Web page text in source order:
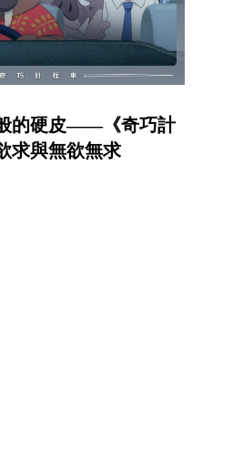
的硬皮——《奇巧計
求與無欲無求